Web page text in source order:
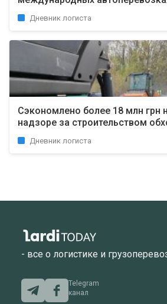
Дневник логиста
Сэкономлено более 18 млн грн
надзоре за строительством
Дневник логиста
- все о логистике и
Telegram
канал